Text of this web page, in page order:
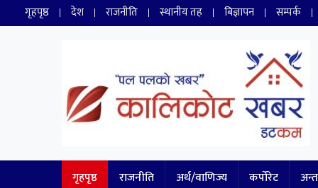
गृहपृष्ठ देश राजनीति स्थानीय तह बिज्ञापन सम्पर्क
Kalikot Khabar
गृहपृष्ठ राजनीति अर्थ/वाणिज्य कर्पोरेट